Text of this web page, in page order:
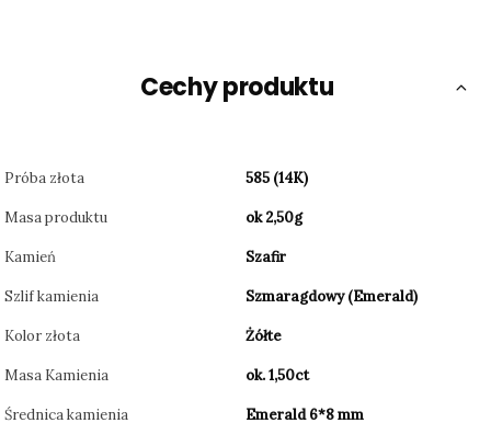
Cechy produktu
Próba złota 585 (14K)
Masa produktu ok 2,50g
Kamień Szafir
Szlif kamienia Szmaragdowy (Emerald)
Kolor złota Żółte
Masa Kamienia ok. 1,50ct
Średnica kamienia Emerald 6*8 mm